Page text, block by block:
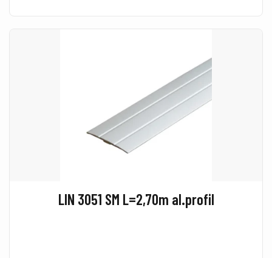
LIN 3051 SM L=2,70m al.profil